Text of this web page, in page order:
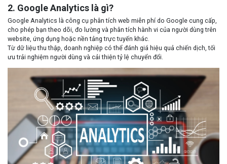
2. Google Analytics là gì?
Google Analytics là công cụ phân tích web miễn phí do Google cung cấp,
cho phép bạn theo dõi, đo lường và phân tích hành vi của người dùng trên
website, ứng dụng hoặc nền tảng trực tuyến khác.
Từ dữ liệu thu thập, doanh nghiệp có thể đánh giá hiệu quả chiến dịch, tối
ưu trải nghiệm người dùng và cải thiện tỷ lệ chuyển đổi.